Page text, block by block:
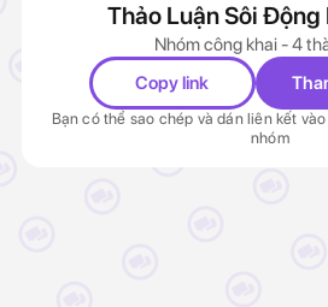
Thảo Luận Sôi Động
Nhóm công khai - 4
Copy link
Bạn có thể sao chép và dán liên kết
nhóm